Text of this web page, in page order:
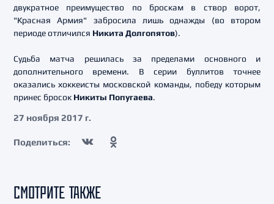
двукратное преимущество по броскам в створ ворот,
"Красная Армия" забросила лишь однажды (во втором
периоде отличился Никита Долгопятов).
Судьба матча решилась за пределами основного и
дополнительного времени. В серии буллитов точнее
оказались хоккеисты московской команды, победу которым
принес бросок Никиты Попугаева.
27 ноября 2017 г.
Поделиться:
СМОТРИТЕ ТАКЖЕ